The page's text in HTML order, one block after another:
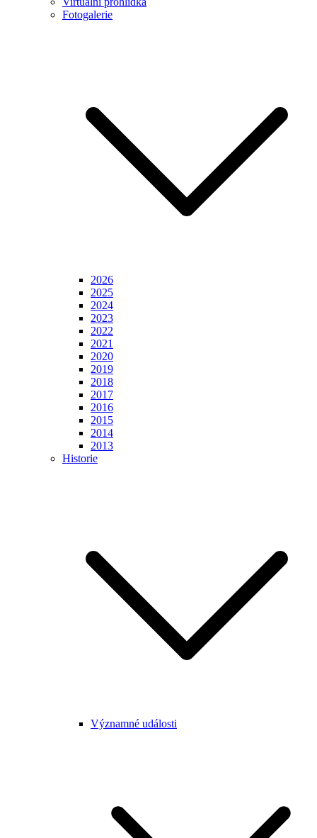
Fotogalerie
2026
2025
2024
2023
2022
2021
2020
2019
2018
2017
2016
2015
2014
2013
Historie
Významné události